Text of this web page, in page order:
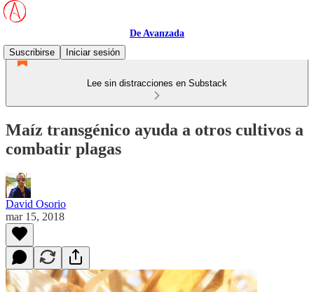
De Avanzada
Suscribirse
Iniciar sesión
Lee sin distracciones en Substack
Maíz transgénico ayuda a otros cultivos a
combatir plagas
David Osorio
mar 15, 2018